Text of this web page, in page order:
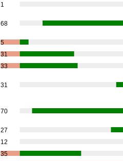
1
68
5
31
33
31
70
27
12
35